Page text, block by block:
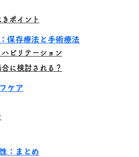
ポイント
保存療法と手術療法
ビリテーション
に検討される？
ケア
：まとめ